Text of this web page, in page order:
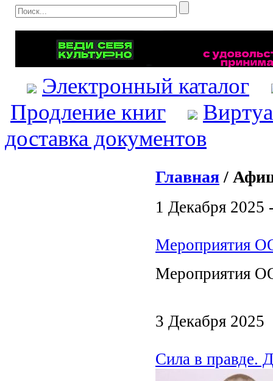
Электронный каталог
Продление книг
доставка документов
Главная /
1 Декабря 2025
Мероприятия
Мероприятия
3 Декабря 2025
Сила в правде.